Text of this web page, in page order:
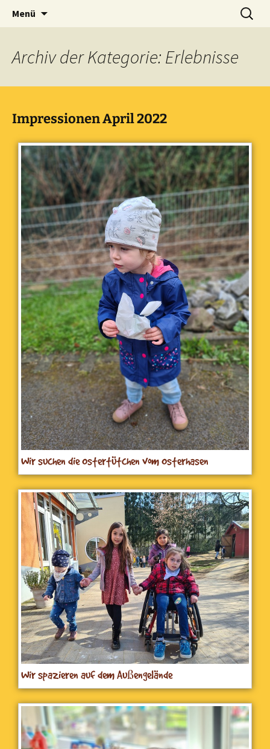
Städtische integrative
Kindertageseinrichtung
Fürberg e.V.
Menü
Suche
nach:
Archiv der Kategorie: Erlebnisse
Impressionen April 2022
Wir suchen die Ostertütchen vom Osterhasen
Wir spazieren auf dem Außengelände